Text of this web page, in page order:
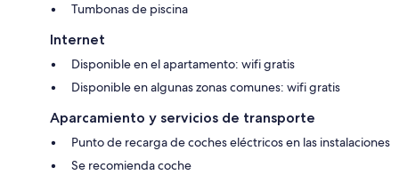
Tumbonas de piscina
Internet
Disponible en el apartamento: wifi gratis
Disponible en algunas zonas comunes: wifi gratis
Aparcamiento y servicios de transporte
Punto de recarga de coches eléctricos en las instalaciones
Se recomienda coche